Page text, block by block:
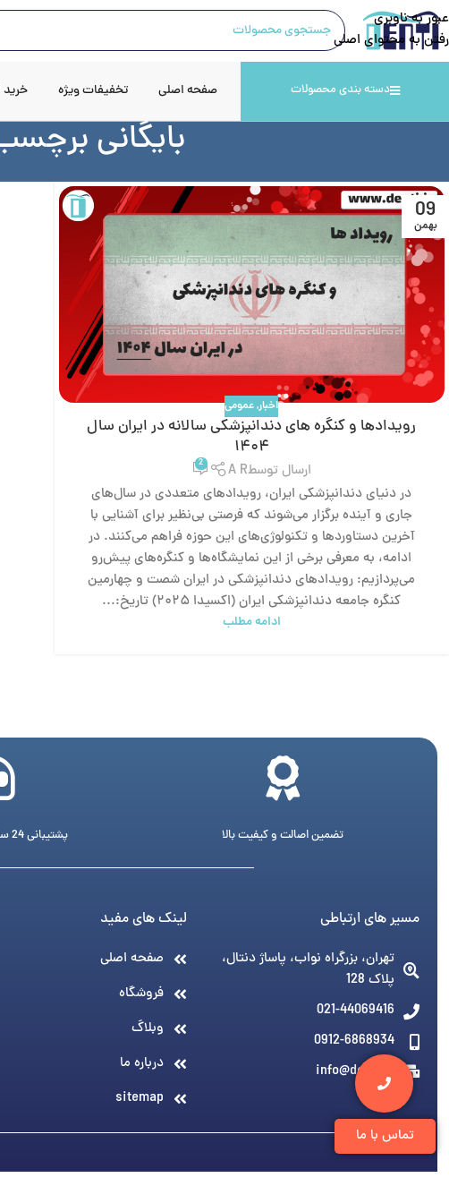
عبور به ناوبری
رفتن به محتوای اصلی
دسته بندی محصولات صفحه اصلی تخفیفات ویژه
بایگانی
09
بهمن
اخبار,عمومی
رویدادها و کنگره های دندانپزشکی سالانه در ایران سال
۱۴۰۴
ارسال توسطA R
2
در دنیای دندانپزشکی ایران، رویدادهای متعددی در سال‌های
جاری و آینده برگزار می‌شوند که فرصتی بی‌نظیر برای آشنایی با
آخرین دستاوردها و تکنولوژی‌های این حوزه فراهم می‌کنند. در
ادامه، به معرفی برخی از این نمایشگاه‌ها و کنگره‌های پیش‌رو
می‌پردازیم: رویدادهای دندانپزشکی در ایران شصت و چهارمین
کنگره جامعه دندانپزشکی ایران (اکسیدا ۲۰۲۵) تاریخ:...
ادامه مطلب
تماس با ما
تضمین اصالت و کیفیت بالا پشتیبانی 24 ساعته در 7 روز هفته
مسیر های ارتباطی
تهران، بزرگراه نواب، پاساژ دنتال،
پلاک 128
021-44069416
0912-6868934
info@denti.ir
لینک های مفید
صفحه اصلی
فروشگاه
وبلاگ
درباره ما
sitemap